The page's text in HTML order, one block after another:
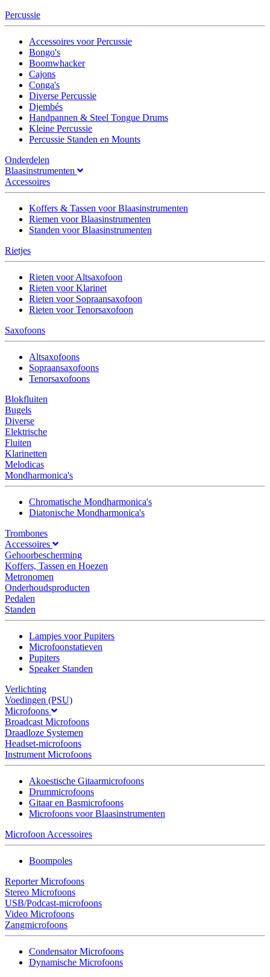
Percussie
Accessoires voor Percussie
Bongo's
Boomwhacker
Cajons
Conga's
Diverse Percussie
Djembés
Handpannen & Steel Tongue Drums
Kleine Percussie
Percussie Standen en Mounts
Onderdelen
Blaasinstrumenten
Accessoires
Koffers & Tassen voor Blaasinstrumenten
Riemen voor Blaasinstrumenten
Standen voor Blaasinstrumenten
Rietjes
Rieten voor Altsaxofoon
Rieten voor Klarinet
Rieten voor Sopraansaxofoon
Rieten voor Tenorsaxofoon
Saxofoons
Altsaxofoons
Sopraansaxofoons
Tenorsaxofoons
Blokfluiten
Bugels
Diverse
Elektrische
Fluiten
Klarinetten
Melodicas
Mondharmonica's
Chromatische Mondharmonica's
Diatonische Mondharmonica's
Trombones
Accessoires
Gehoorbescherming
Koffers, Tassen en Hoezen
Metronomen
Onderhoudsproducten
Pedalen
Standen
Lampjes voor Pupiters
Microfoonstatieven
Pupiters
Speaker Standen
Verlichting
Voedingen (PSU)
Microfoons
Broadcast Microfoons
Draadloze Systemen
Headset-microfoons
Instrument Microfoons
Akoestische Gitaarmicrofoons
Drummicrofoons
Gitaar en Basmicrofoons
Microfoons voor Blaasinstrumenten
Microfoon Accessoires
Boompoles
Reporter Microfoons
Stereo Microfoons
USB/Podcast-microfoons
Video Microfoons
Zangmicrofoons
Condensator Microfoons
Dynamische Microfoons